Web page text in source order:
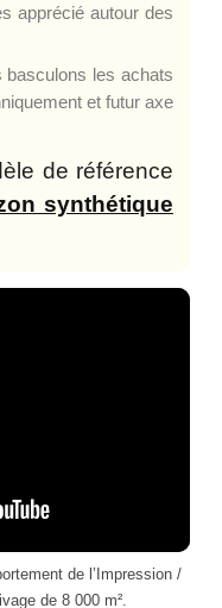
apprécié autour des
basculons les achats
et futur axe
de référence
synthétique
de l’Impression /
de 8 000 m².